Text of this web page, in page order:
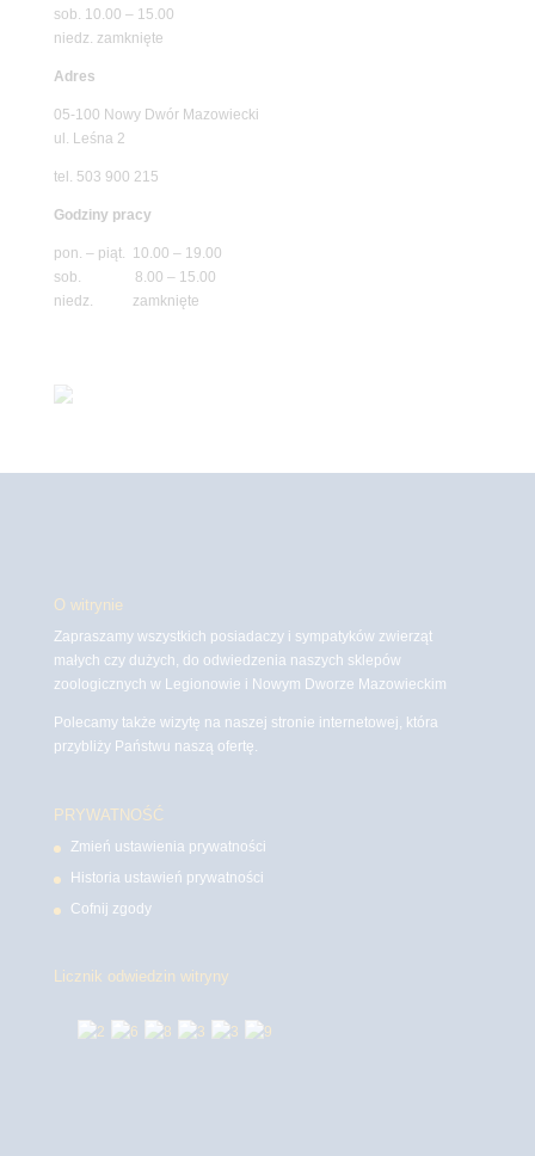
sob. 10.00 – 15.00
niedz. zamknięte
Adres
05-100 Nowy Dwór Mazowiecki
ul. Leśna 2
tel. 503 900 215
Godziny pracy
pon. – piąt. 10.00 – 19.00
sob. 8.00 – 15.00
niedz. zamknięte
O witrynie
Zapraszamy wszystkich posiadaczy i sympatyków zwierząt
małych czy dużych, do odwiedzenia naszych sklepów
zoologicznych w Legionowie i Nowym Dworze Mazowieckim
Polecamy także wizytę na naszej stronie internetowej, która
przybliży Państwu naszą ofertę.
PRYWATNOŚĆ
Zmień ustawienia prywatności
Historia ustawień prywatności
Cofnij zgody
Licznik odwiedzin witryny